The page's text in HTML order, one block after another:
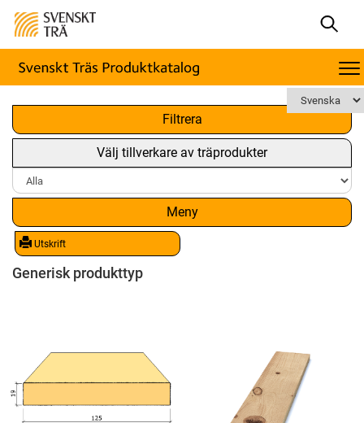
Filtrera
Välj tillverkare av träprodukter
Meny
Utskrift
x
Generisk produkttyp